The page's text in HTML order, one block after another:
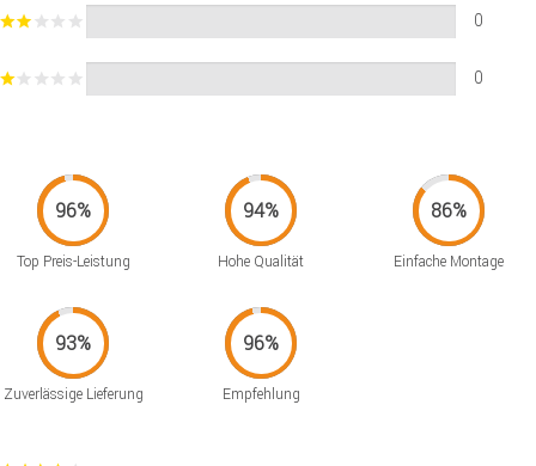
0
0
Top Preis-Leistung Hohe Qualität Einfache Montage
Zuverlässige Lieferung Empfehlung